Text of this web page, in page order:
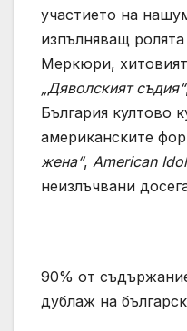
участието на
изпълняващ
Меркюри,
„Дяволският съдия“
България култово
американските
жена“, American Idol
неизлъчвани
90% от
дублаж на